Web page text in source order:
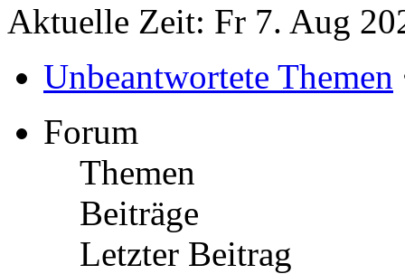
Aktuelle Zeit: Fr 7. Aug
Unbeantwortete Themen
Forum
Themen
Beiträge
Letzter Beitrag